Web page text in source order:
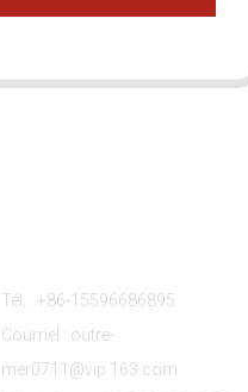
Tél. : +86-15596686895
Courriel : outre-
mer0711@vip.163.com